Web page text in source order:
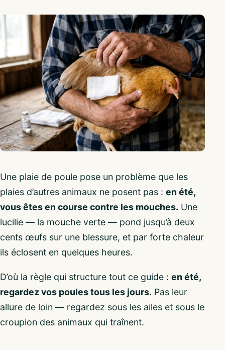
Une plaie de poule pose un problème que les
plaies d’autres animaux ne posent pas : en été,
vous êtes en course contre les mouches. Une
lucilie — la mouche verte — pond jusqu’à deux
cents œufs sur une blessure, et par forte chaleur
ils éclosent en quelques heures.
D’où la règle qui structure tout ce guide : en été,
regardez vos poules tous les jours. Pas leur
allure de loin — regardez sous les ailes et sous le
croupion des animaux qui traînent.